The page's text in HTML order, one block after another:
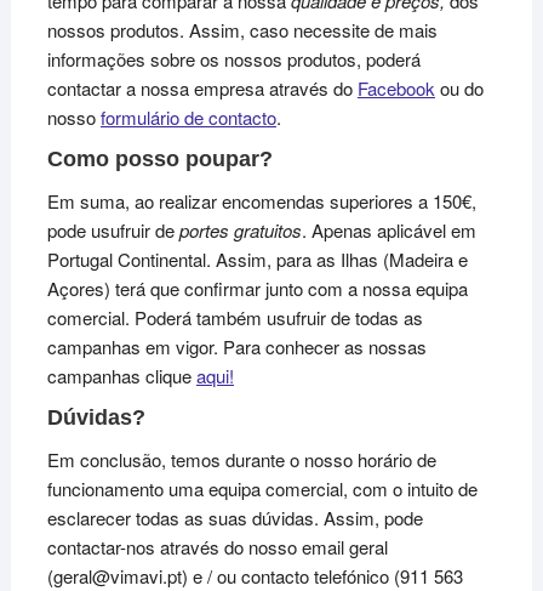
nossos produtos. Assim, caso necessite de mais
informações sobre os nossos produtos, poderá
contactar a nossa empresa através do Facebookou do
nossoformulário de contacto.
Como posso poupar?
Em suma, ao realizar encomendas superiores a 150€,
pode usufruir deportes gratuitos. Apenas aplicável em
Portugal Continental. Assim, para as Ilhas (Madeira e
Açores) terá que confirmar junto com a nossa equipa
comercial. Poderá também usufruir de todas as
campanhas em vigor. Para conhecer as nossas
campanhas cliqueaqui!
Dúvidas?
Em conclusão, temos durante o nosso horário de
funcionamento uma equipa comercial, com o intuito de
esclarecer todas as suas dúvidas. Assim, pode
contactar-nos através do nosso email geral
(geral@vimavi.pt) e / ou contacto telefónico (911 563